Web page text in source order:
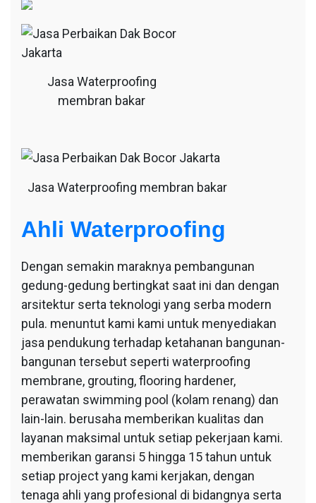
Jasa Waterproofing
membran bakar
Jasa Waterproofing membran bakar
Ahli Waterproofing
Dengan semakin maraknya pembangunan
gedung-gedung bertingkat saat ini dan dengan
arsitektur serta teknologi yang serba modern
pula. menuntut kami kami untuk menyediakan
jasa pendukung terhadap ketahanan bangunan-
bangunan tersebut seperti waterproofing
membrane, grouting, flooring hardener,
perawatan swimming pool (kolam renang) dan
lain-lain. berusaha memberikan kualitas dan
layanan maksimal untuk setiap pekerjaan kami.
memberikan garansi 5 hingga 15 tahun untuk
setiap project yang kami kerjakan, dengan
tenaga ahli yang profesional di bidangnya serta